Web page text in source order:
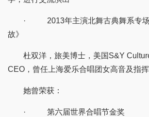
· 2013年主演北舞古典舞系专场
故》
杜双洋，旅美博士，美国S&Y
CEO，曾任上海爱乐合唱团女高音及指挥
她曾荣获：
· 第六届世界合唱节金奖